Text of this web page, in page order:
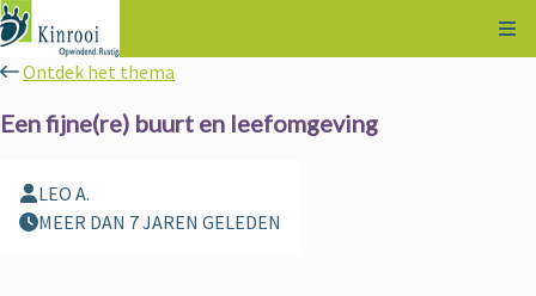
Ontdek het thema
Een fijne(re) buurt en leefomgeving
LEO A.
MEER DAN 7 JAREN GELEDEN